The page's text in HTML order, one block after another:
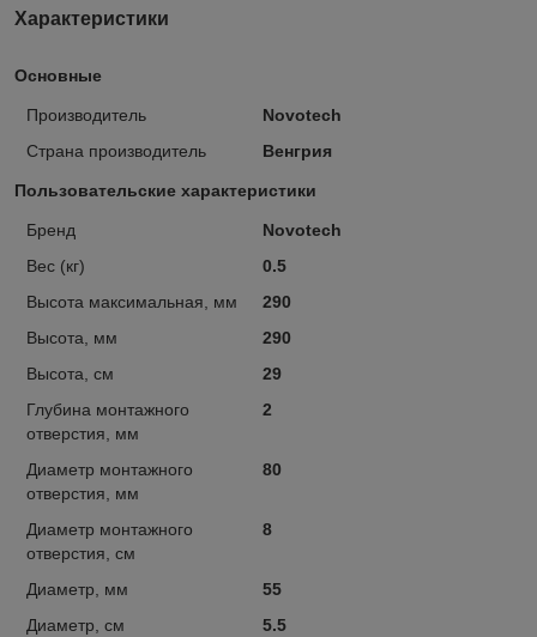
Характеристики
Основные
Производитель
Novotech
Страна производитель
Венгрия
Пользовательские характеристики
Бренд
Novotech
Вес (кг)
0.5
Высота максимальная, мм
290
Высота, мм
290
Высота, см
29
Глубина монтажного
отверстия, мм
2
Диаметр монтажного
отверстия, мм
80
Диаметр монтажного
отверстия, см
8
Диаметр, мм
55
Диаметр, см
5.5